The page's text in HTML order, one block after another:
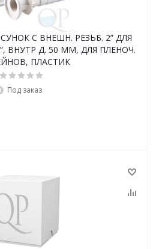
С ВНЕШН. РЕЗЬБ. 2” ДЛЯ
ВНУТР Д. 50 ММ, ДЛЯ ПЛЕНОЧ.
ПЛАСТИК
Под заказ